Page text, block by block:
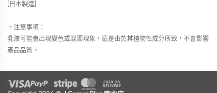
[日本製造]
。注意事項：
乳液可能會出現變色或混濁現象，這是由於其植物性成分所致，不會影響
產品品質。